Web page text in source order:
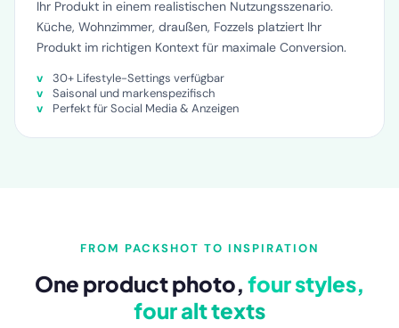
Ihr Produkt in einem realistischen Nutzungsszenario.
Küche, Wohnzimmer, draußen, Fozzels platziert Ihr
Produkt im richtigen Kontext für maximale Conversion.
30+ Lifestyle-Settings verfügbar
Saisonal und markenspezifisch
Perfekt für Social Media & Anzeigen
FROM PACKSHOT TO INSPIRATION
One product photo, four styles,
four alt texts